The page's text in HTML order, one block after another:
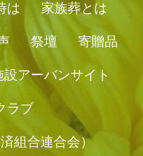
は 家族葬とは
祭壇 寄贈品
アーバンサイト
ラブ
組合連合会）